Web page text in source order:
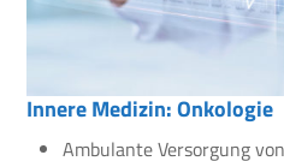
Innere Medizin: Onkologie
Ambulante Versorgung